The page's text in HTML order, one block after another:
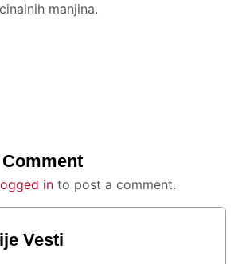
manjina.
in to post a comment.
Vesti